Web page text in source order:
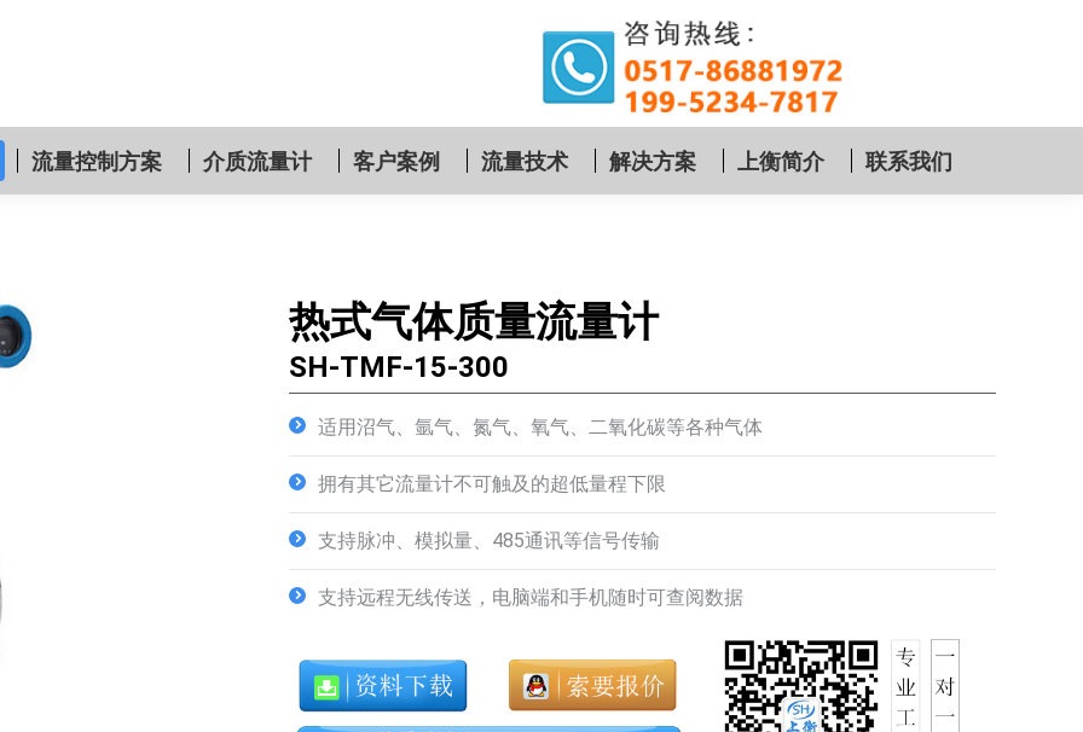
流量控制方案 介质流量计 客户案例 流量技术 解决方案 上衡简介 联系我们
热式气体质量流量计
SH-TMF-15-300
适用沼气、氩气、氮气、氧气、二氧化碳等各种气体
拥有其它流量计不可触及的超低量程下限
支持脉冲、模拟量、485通讯等信号传输
支持远程无线传送，电脑端和手机随时可查阅数据